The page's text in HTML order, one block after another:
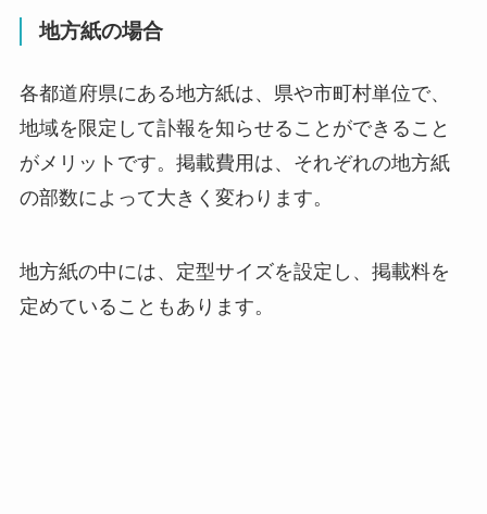
地方紙の場合
各都道府県にある地方紙は、県や市町村単位で、
地域を限定して訃報を知らせることができること
がメリットです。掲載費用は、それぞれの地方紙
の部数によって大きく変わります。
地方紙の中には、定型サイズを設定し、掲載料を
定めていることもあります。